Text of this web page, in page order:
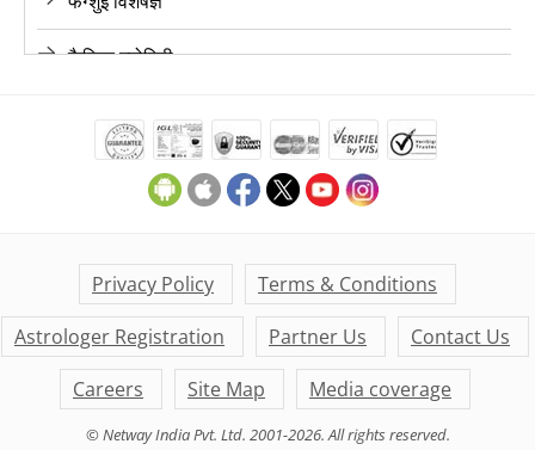
ज्योतिषी, चेन्नई
ज्योतिषी, अहमदाबाद
ज्योतिषी, जयपुर
ज्योतिषी, कर्नाटक
ज्योतिषी, केरल
कैरियर ज्योतिषी
लव ज्योतिषी
फाइनेंस ज्योतिषी
मनी ज्योतिषी
डेली लाइफ ज्योतिषी
के पी ज्योतिषी
Privacy Policy
Terms & Conditions
Astrologer Registration
Partner Us
Contact Us
Careers
Site Map Media coverage
© Netway India Pvt. Ltd. 2001-2026. All rights reserved.